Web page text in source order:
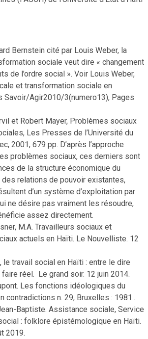
Bernstein cité par Louis Weber, la
sociale veut dire « changement
de l’ordre social ». Voir Louis Weber,
et transformation sociale en
Savoir/Agir2010/3(numero13), Pages
et Robert Mayer, Problèmes sociaux
Les Presses de l’Université du
2001, 679 pp. D’après l’approche
problèmes sociaux, ces derniers sont
de la structure économique du
relations de pouvoir existantes,
d’un système d’exploitation par
ne désire pas vraiment les résoudre,
assez directement.
M.A. Travailleurs sociaux et
actuels en Haïti. Le Nouvelliste. 12
le travail social en Haïti : entre le dire
réel. Le grand soir. 12 juin 2014.
Les fonctions idéologiques du
contradictions n. 29, Bruxelles : 1981..
Baptiste. Assistance sociale, Service
: folklore épistémologique en Haïti.
2019.